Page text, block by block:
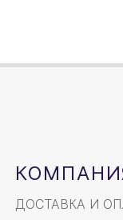
ДОСТАВКА И